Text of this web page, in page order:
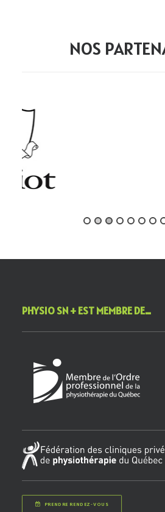
NOS
PHYSIO SN + EST MEMBRE DE…
PRENDRE RENDEZ-VOUS